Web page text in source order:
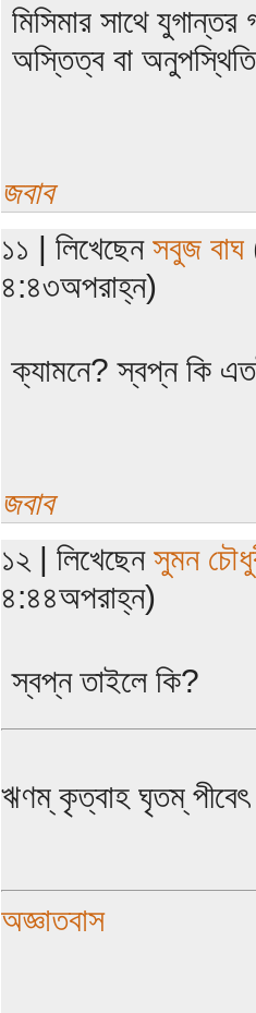
মিসিমার সাথে যুগান্তর
অস্তিত্ব বা
জবাব
১১ | লিখেছেন সবুজ বাঘ
৪:৪৩অপরাহ্ন)
ক্যামনে? স্বপ্ন কি
জবাব
১২ | লিখেছেন সুমন
৪:৪৪অপরাহ্ন)
স্বপ্ন তাইলে কি?
ঋণম্ কৃত্বাহ ঘৃতম্ পীবেৎ
অজ্ঞাতবাস